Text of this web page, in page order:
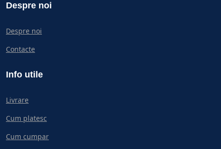
Despre noi
Despre noi
Contacte
Info utile
Livrare
Cum platesc
Cum cumpar